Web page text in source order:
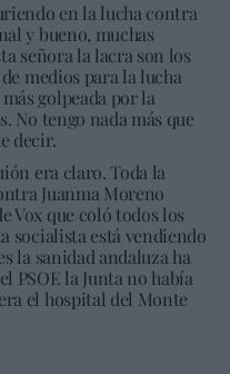
en la lucha contra
y bueno, muchas
señora la lacra son los
medios para la lucha
golpeada por la
No tengo nada más que
decir.
era claro. Toda la
Juanma Moreno
Vox que coló todos los
socialista está vendiendo
la sanidad andaluza ha
PSOE la Junta no había
el hospital del Monte